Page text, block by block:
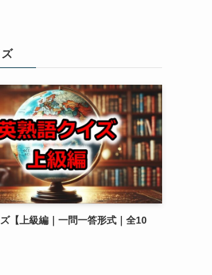
【上級編｜一問一答形式｜全10